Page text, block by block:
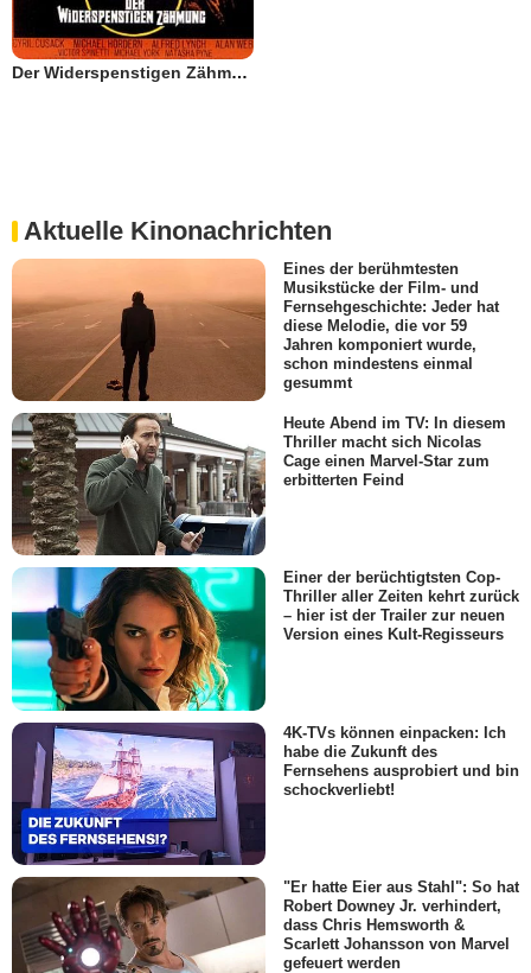
Der Widerspenstigen Zähmung
Aktuelle Kinonachrichten
Eines der berühmtesten
Musikstücke der Film- und
Fernsehgeschichte: Jeder hat
diese Melodie, die vor 59
Jahren komponiert wurde,
schon mindestens einmal
gesummt
Heute Abend im TV: In diesem
Thriller macht sich Nicolas
Cage einen Marvel-Star zum
erbitterten Feind
Einer der berüchtigtsten Cop-
Thriller aller Zeiten kehrt zurück
– hier ist der Trailer zur neuen
Version eines Kult-Regisseurs
4K-TVs können einpacken: Ich
habe die Zukunft des
Fernsehens ausprobiert und bin
schockverliebt!
"Er hatte Eier aus Stahl": So hat
Robert Downey Jr. verhindert,
dass Chris Hemsworth &
Scarlett Johansson von Marvel
gefeuert werden